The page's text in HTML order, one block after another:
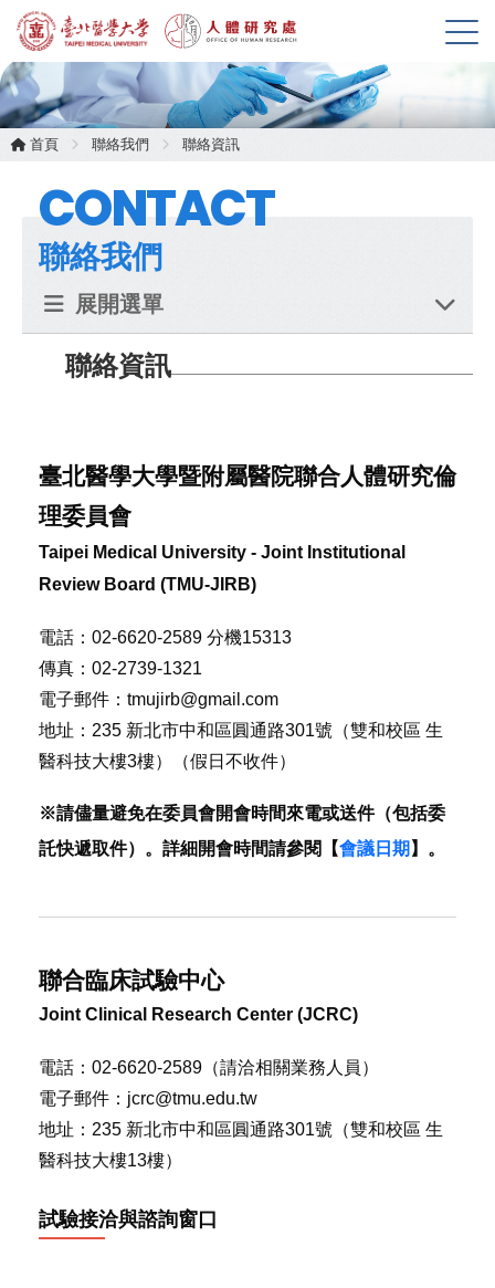
展
選
單
首頁 聯絡我們 聯絡資訊
CONTACT
聯絡我們
展開選單
聯絡資訊
臺北醫學大學暨附屬醫院聯合人體研究倫
理委員會
Taipei Medical University - Joint Institutional
Review Board (TMU-JIRB)
電話：02-6620-2589 分機15313
傳真：02-2739-1321
電子郵件：tmujirb@gmail.com
地址：235 新北市中和區圓通路301號（雙和校區 生
醫科技大樓3樓）（假日不收件）
※請儘量避免在委員會開會時間來電或送件（包括委
託快遞取件）。詳細開會時間請參閱【會議日期 】。
聯合臨床試驗中心
Joint Clinical Research Center (JCRC)
電話：02-6620-2589（請洽相關業務人員）
電子郵件：jcrc@tmu.edu.tw
地址：235 新北市中和區圓通路301號（雙和校區 生
醫科技大樓13樓）
試驗接洽與諮詢窗口